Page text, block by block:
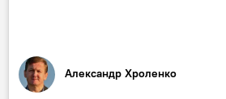
Александр Хроленко